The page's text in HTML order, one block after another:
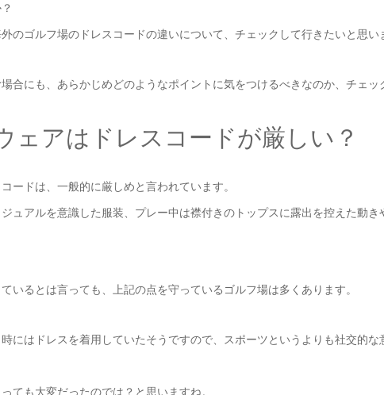
のゴルフ場のドレスコードの違いについて、チェックして行きたいと思い
合にも、あらかじめどのようなポイントに気をつけるべきなのか、チェッ
ェアはドレスコードが厳しい？
ードは、一般的に厳しめと言われています。
ュアルを意識した服装、プレー中は襟付きのトップスに露出を控えた動き
いるとは言っても、上記の点を守っているゴルフ場は多くあります。
にはドレスを着用していたそうですので、スポーツというよりも社交的な
ても大変だったのでは？と思いますね。